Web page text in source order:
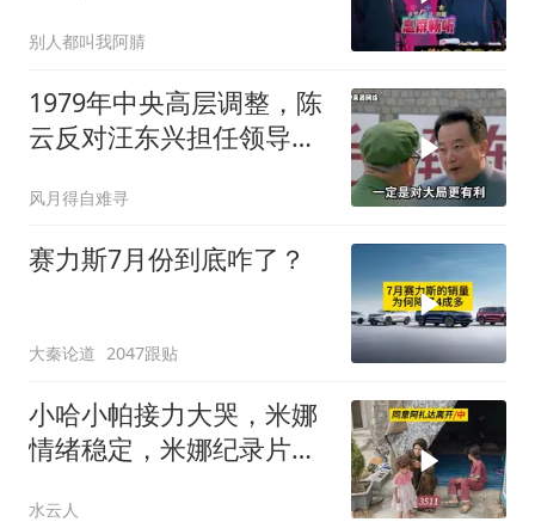
别人都叫我阿腈
1979年中央高层调整，陈
云反对汪东兴担任领导职
风月得自难寻
赛力斯7月份到底咋了？
大秦论道 2047跟贴
小哈小帕接力大哭，米娜
情绪稳定，米娜纪录片
水云人